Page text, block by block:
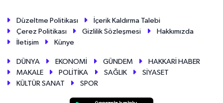
Düzeltme Politikası
İçerik Kaldırma Talebi
Çerez Politikası
Gizlilik Sözleşmesi
Hakkımızda
İletişim
Künye
DÜNYA EKONOMİ GÜNDEM
HAKKARİ HABER
MAKALE
POLİTİKA SAĞLIK
SİYASET
KÜLTÜR SANAT
SPOR